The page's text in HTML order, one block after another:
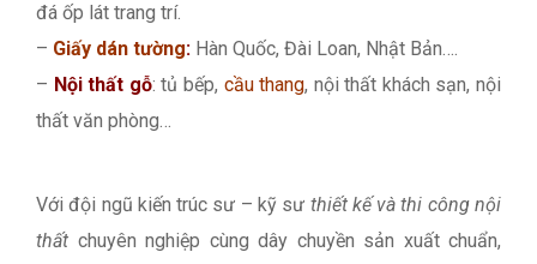
đá ốp lát trang trí.
– Giấy dán tường: Hàn Quốc, Đài Loan, Nhật Bản….
– Nội thất gỗ: tủ bếp, cầu thang, nội thất khách sạn, nội
thất văn phòng…
Với đội ngũ kiến trúc sư – kỹ sư thiết kế và thi công nội
thất chuyên nghiệp cùng dây chuyền sản xuất chuẩn,